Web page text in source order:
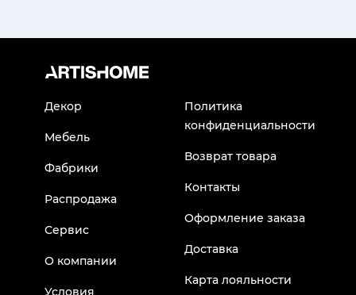
Декор
Мебель
Фабрики
Распродажа
Сервис
О компании
Политика
конфиденциальности
Возврат товара
Контакты
Оформление заказа
Доставка
Карта лояльности